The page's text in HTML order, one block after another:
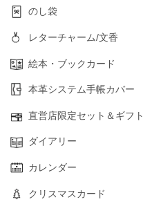
のし袋
レターチャーム/文香
絵本・ブックカード
本革システム手帳カバー
直営店限定セット＆ギフト
ダイアリー
カレンダー
クリスマスカード